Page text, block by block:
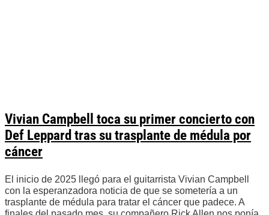
Vivian Campbell toca su primer concierto con
Def Leppard tras su trasplante de médula por
cáncer
El inicio de 2025 llegó para el guitarrista Vivian Campbell
con la esperanzadora noticia de que se sometería a un
trasplante de médula para tratar el cáncer que padece. A